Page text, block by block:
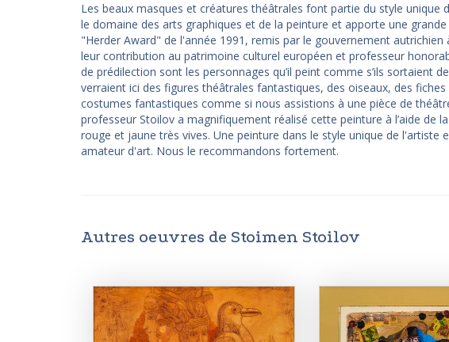
Les beaux masques et créatures théâtrales font partie du style unique
le domaine des arts graphiques et de la peinture et apporte une
"Herder Award" de l'année 1991, remis par le gouvernement
leur contribution au patrimoine culturel européen et professeur
de prédilection sont les personnages qu’il peint comme s’ils sortaient
verraient ici des figures théâtrales fantastiques, des oiseaux, des
costumes fantastiques comme si nous assistions à une pièce de
professeur Stoilov a magnifiquement réalisé cette peinture à l’aide de
rouge et jaune très vives. Une peinture dans le style unique de
amateur d'art. Nous le recommandons fortement.
Autres oeuvres de Stoimen Stoilov